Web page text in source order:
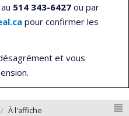
514 343-6427 ou par
pour confirmer les
et vous
À l'affiche